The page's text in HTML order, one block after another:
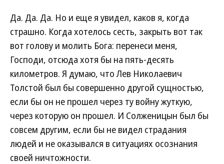
Да. Да. Да. Но и еще я увидел, каков я, когда
страшно. Когда хотелось сесть, закрыть вот так
вот голову и молить Бога: перенеси меня,
Господи, отсюда хотя бы на пять-десять
километров. Я думаю, что Лев Николаевич
Толстой был бы совершенно другой сущностью,
если бы он не прошел через ту войну жуткую,
через которую он прошел. И Солженицын был бы
совсем другим, если бы не видел страдания
людей и не оказывался в ситуациях осознания
своей ничтожности.